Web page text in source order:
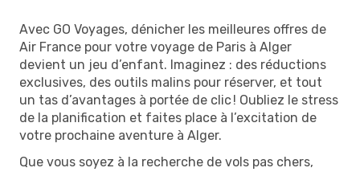
Avec GO Voyages, dénicher les meilleures offres de
Air France pour votre voyage de Paris à Alger
devient un jeu d’enfant. Imaginez : des réductions
exclusives, des outils malins pour réserver, et tout
un tas d’avantages à portée de clic ! Oubliez le stress
de la planification et faites place à l’excitation de
votre prochaine aventure à Alger.
Que vous soyez à la recherche de vols pas chers,